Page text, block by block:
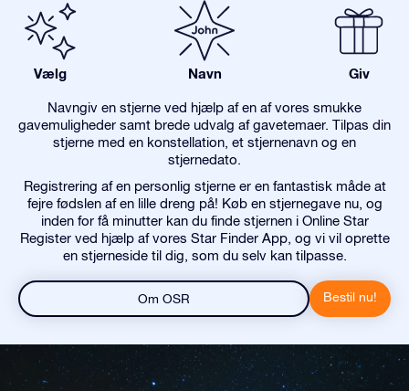
Vælg Navn Giv
Navngiv en stjerne ved hjælp af en af vores smukke
gavemuligheder samt brede udvalg af gavetemaer. Tilpas din
stjerne med en konstellation, et stjernenavn og en
stjernedato.
Registrering af en personlig stjerne er en fantastisk måde at
fejre fødslen af en lille dreng på! Køb en stjernegave nu, og
inden for få minutter kan du finde stjernen i Online Star
Register ved hjælp af vores Star Finder App, og vi vil oprette
en stjerneside til dig, som du selv kan tilpasse.
Om OSR Bestil nu!